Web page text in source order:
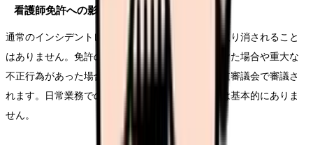
看護師免許への影響
通常のインシデントレベルのミスで看護師免許が取り消されること
はありません。免許の取消・停止は、刑事罰を受けた場合や重大な
不正行為があった場合に限られ、厚生労働省の医道審議会で審議さ
れます。日常業務での過誤が免許に影響することは基本的にありま
せん。